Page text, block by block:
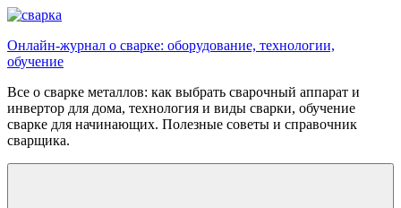
Перейти
содержимому
Онлайн-журнал о сварке: оборудование, технологии,
обучение
Все о сварке металлов: как выбрать сварочный аппарат и
инвертор для дома, технология и виды сварки, обучение
сварке для начинающих. Полезные советы и справочник
сварщика.